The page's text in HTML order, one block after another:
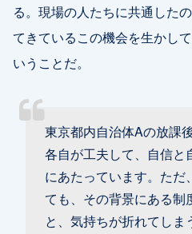
る。現場の人たちに共通した
てきているこの機会を生かし
いうことだ。
東京都内自治体Aの放課
各自が工夫して、自信と
にあたっています。ただ
ても、その背景にある制
と、気持ちが折れてし